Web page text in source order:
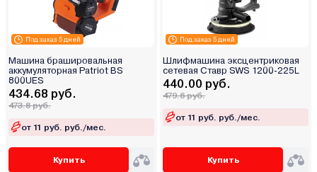
Под заказ 5 дней
Машина брашировальная
аккумуляторная Patriot BS
800UES
434.68 руб.
473.8 руб.
от 11 руб. руб./мес.
Купить
Под заказ 5 дней
Шлифмашина эксцентриковая
сетевая Ставр SWS 1200-225L
440.00 руб.
479.6 руб.
от 11 руб. руб./мес.
Купить